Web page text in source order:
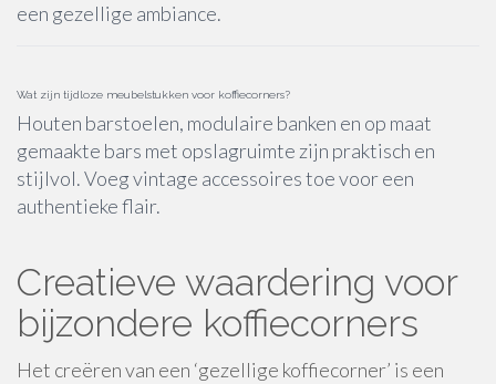
een gezellige ambiance.
Wat zijn tijdloze meubelstukken voor koffiecorners?
Houten barstoelen, modulaire banken en op maat
gemaakte bars met opslagruimte zijn praktisch en
stijlvol. Voeg vintage accessoires toe voor een
authentieke flair.
Creatieve waardering voor
bijzondere koffiecorners
Het creëren van een ‘gezellige koffiecorner’ is een